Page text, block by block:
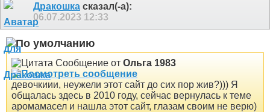
Дракошка сказал(-а):
06.07.2023 12:33
Сообщение от Ольга 1983
девочкиии, неужели этот сайт до сих пор жив?))) Я
общалась здесь в 2010 году, сейчас вернулась к теме
аромамасел и нашла этот сайт, глазам своим не верю)